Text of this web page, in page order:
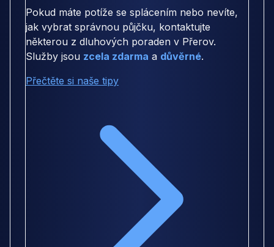
Pokud máte potíže se splácením nebo nevíte,
jak vybrat správnou půjčku, kontaktujte
některou z dluhových poraden v Přerov.
Služby jsou zcela zdarma a důvěrné.
Přečtěte si naše tipy